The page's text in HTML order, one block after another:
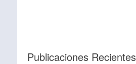
Publicaciones Recientes